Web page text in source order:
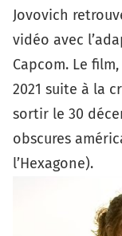
Jovovich
vidéo avec
Capcom. Le
2021 suite à la
sortir le 30
obscures
l’Hexagone).